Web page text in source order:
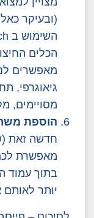
(ובעיקר
הכלים
מאפשרים
גיאוגרפי,
מסויימים,
הוספת
חדשה זאת
מאפשרת
בתוך עמוד
יותר לאותם